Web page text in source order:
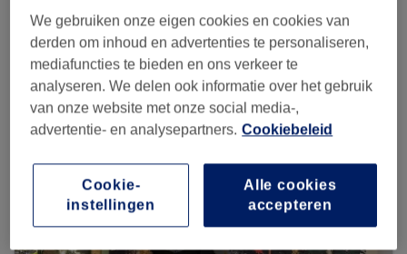
Zoek meer salons
We gebruiken onze eigen cookies en cookies van
derden om inhoud en advertenties te personaliseren,
mediafuncties te bieden en ons verkeer te
analyseren. We delen ook informatie over het gebruik
van onze website met onze social media-,
advertentie- en analysepartners. Cookiebeleid
Alle cookies
accepteren
Cookie-
instellingen